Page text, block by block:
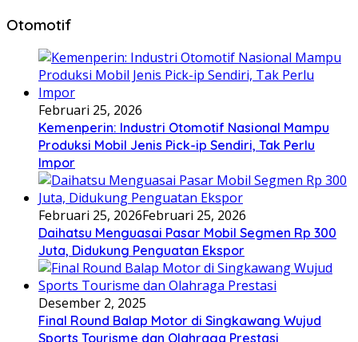
Otomotif
Februari 25, 2026
Kemenperin: Industri Otomotif Nasional Mampu
Produksi Mobil Jenis Pick-ip Sendiri, Tak Perlu
Impor
Februari 25, 2026Februari 25, 2026
Daihatsu Menguasai Pasar Mobil Segmen Rp 300
Juta, Didukung Penguatan Ekspor
Desember 2, 2025
Final Round Balap Motor di Singkawang Wujud
Sports Tourisme dan Olahraga Prestasi